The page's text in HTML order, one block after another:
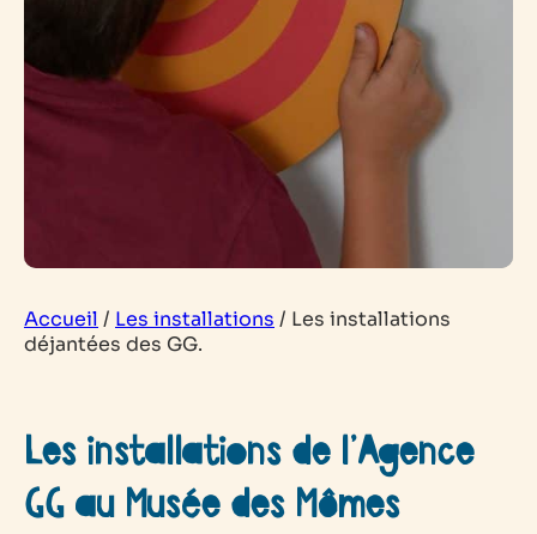
Accueil / Les installations / Les installations
déjantées des GG.
Les installations de l’Agence
GG au Musée des Mômes